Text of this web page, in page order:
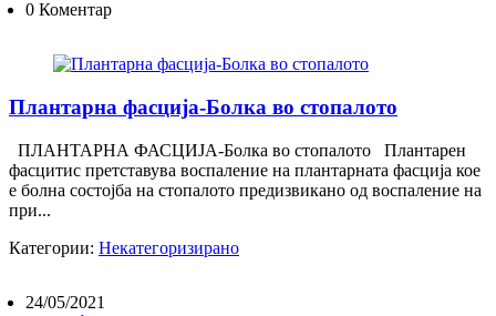
0 Коментар
Плантарна фасција-Болка во стопалото
ПЛАНТАРНА ФАСЦИЈА-Болка во стопалото Плантарен
фасцитис претставува воспаление на плантарната фасција кое
е болна состојба на стопалото предизвикано од воспаление на
при...
Категории: Некатегоризирано
24/05/2021